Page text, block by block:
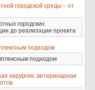
городской среды – от
городских
до реализации проекта
подходом
подходом
хирургия, ветеринарная